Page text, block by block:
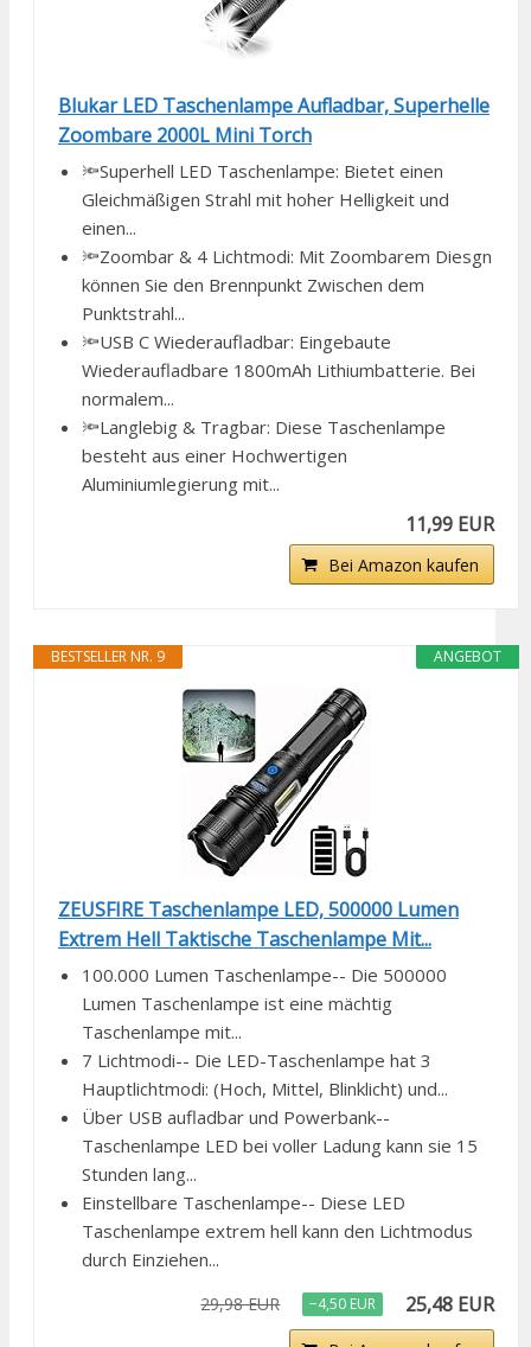
Blukar LED Taschenlampe Aufladbar, Superhelle
Zoombare 2000L Mini Torch
🔦Superhell LED Taschenlampe: Bietet einen
Gleichmäßigen Strahl mit hoher Helligkeit und
einen...
🔦Zoombar & 4 Lichtmodi: Mit Zoombarem Diesgn
können Sie den Brennpunkt Zwischen dem
Punktstrahl...
🔦USB C Wiederaufladbar: Eingebaute
Wiederaufladbare 1800mAh Lithiumbatterie. Bei
normalem...
🔦Langlebig & Tragbar: Diese Taschenlampe
besteht aus einer Hochwertigen
Aluminiumlegierung mit...
11,99 EUR
Bei Amazon kaufen
ANGEBOT
BESTSELLER NR. 9
ZEUSFIRE Taschenlampe LED, 500000 Lumen
Extrem Hell Taktische Taschenlampe Mit...
100.000 Lumen Taschenlampe-- Die 500000
Lumen Taschenlampe ist eine mächtig
Taschenlampe mit...
7 Lichtmodi-- Die LED-Taschenlampe hat 3
Hauptlichtmodi: (Hoch, Mittel, Blinklicht) und...
Über USB aufladbar und Powerbank--
Taschenlampe LED bei voller Ladung kann sie 15
Stunden lang...
Einstellbare Taschenlampe-- Diese LED
Taschenlampe extrem hell kann den Lichtmodus
durch Einziehen...
29,98 EUR −4,50 EUR 25,48 EUR